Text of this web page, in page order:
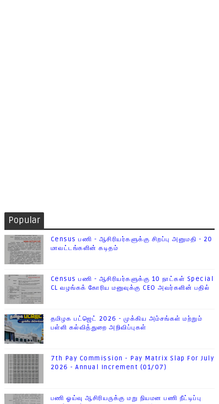
Popular
Census பணி - ஆசிரியர்களுக்கு சிறப்பு அனுமதி - 20
மாவட்டங்களின் கடிதம்
Census பணி - ஆசிரியர்களுக்கு 10 நாட்கள் Special
CL வழங்கக் கோரிய மனுவுக்கு CEO அவர்களின் பதில்
தமிழக பட்ஜெட் 2026 - முக்கிய அம்சங்கள் மற்றும்
பள்ளி கல்வித்துறை அறிவிப்புகள்
7th Pay Commission - Pay Matrix Slap For July
2026 - Annual Increment (01/07)
பணி ஓய்வு ஆசிரியருக்கு மறு நியமன பணி நீட்டிப்பு